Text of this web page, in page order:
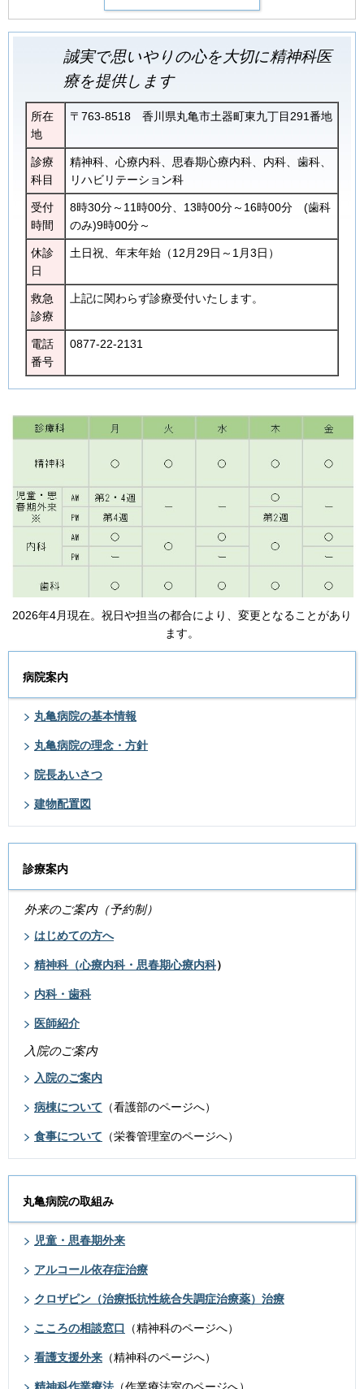
誠実で思いやりの心を大切に精神科医
療を提供します
所在
地
〒763-8518 香川県丸亀市土器町東九丁目291番地
診療
科目
精神科、心療内科、思春期心療内科、内科、歯科、
リハビリテーション科
受付
時間
8時30分～11時00分、13時00分～16時00分 (歯科
のみ)9時00分～
休診
日
土日祝、年末年始（12月29日～1月3日）
救急
診療
上記に関わらず診療受付いたします。
電話
番号
0877-22-2131
2026年4月現在。祝日や担当の都合により、変更となることがあり
ます。
病院案内
丸亀病院の基本情報
丸亀病院の理念・方針
院長あいさつ
建物配置図
診療案内
外来のご案内（予約制）
はじめての方へ
精神科（心療内科・思春期心療内科）
内科・歯科
医師紹介
入院のご案内
入院のご案内
病棟について （看護部のページへ）
食事について （栄養管理室のページへ）
丸亀病院の取組み
児童・思春期外来
アルコール依存症治療
クロザピン（治療抵抗性統合失調症治療薬）治療
こころの相談窓口 （精神科のページへ）
看護支援外来 （精神科のページへ）
精神科作業療法 （作業療法室のページへ）